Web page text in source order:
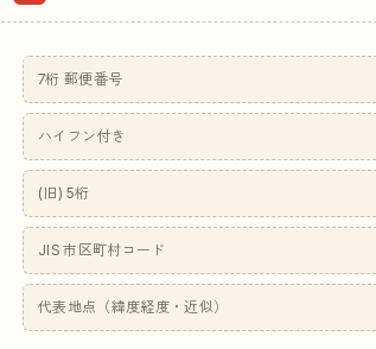
7桁 郵便番号
ハイフン付き
(旧) 5桁
JIS 市区町村コード
代表地点（緯度経度・近似）